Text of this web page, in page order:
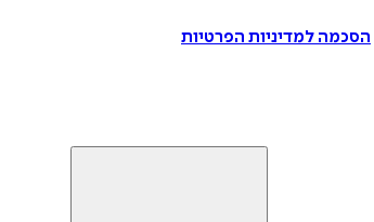
הסכמה למדיניות הפרטיות